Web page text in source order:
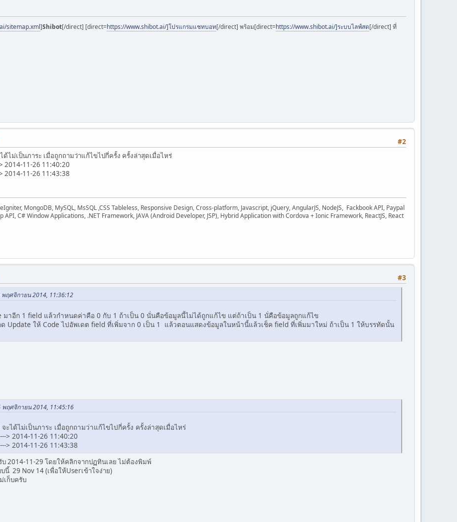
sitemap.xml]Shibot[/direct] [direct=https://www.shibot.ai/]โปรแกรมแชทบอท[/direct] พร้อม[direct=https://www.shibot.ai/]ระบบไลฟ์สด[/direct] ที่
#2
ด้ไม่เป็นภาระ เมื่อถูกถามว่าแก้ไขไปกี่ครั้ง ครั้งล่าสุดเมื่อไหร่
2014-11-26 11:40:20
2014-11-26 11:43:38
MongoDB, MySQL, MsSQL ,CSS Tableless, Responsive Design, Cross-platform, Javascript, jQuery, AngularJS, NodeJS, Fackbook API, Paypal
API, C# Window Applications, .NET Framework, JAVA (Android Developer, JSP), Hybrid Application with Cordova + Ionic Framework, ReactJS, React
#3
พฤศจิกายน 2014, 11:36:12
มาอีก 1 field แล้วกำหนดค่าคือ 0 กับ 1 ถ้าเป็น 0 นั่นคือข้อมูลนี้ไม่ได้ถูกแก้ไข แต่ถ้าเป็น 1 นั่คือข้อมูลถูกแก้ไข
Update ให้ Code ไปอัพเดต field ที่เพิ่มจาก 0 เป็น 1 แล้วตอนแสดงข้อมูลในหน้านี้แล้วเช็ค field ที่เพิ่มมาใหม่ ถ้าเป็น 1 ให้บรรทัดนั้น
พฤศจิกายน 2014, 11:45:16
ะได้ไม่เป็นภาระ เมื่อถูกถามว่าแก้ไขไปกี่ครั้ง ครั้งล่าสุดเมื่อไหร่
> 2014-11-26 11:40:20
> 2014-11-26 11:43:38
2014-11-29 โดยให้คลิกจากปฏทินเลย ไม่ต้องพิมพ์
29 Nov 14 (เพื่อให้Userเข้าใจง่าย)
เก็บครับ